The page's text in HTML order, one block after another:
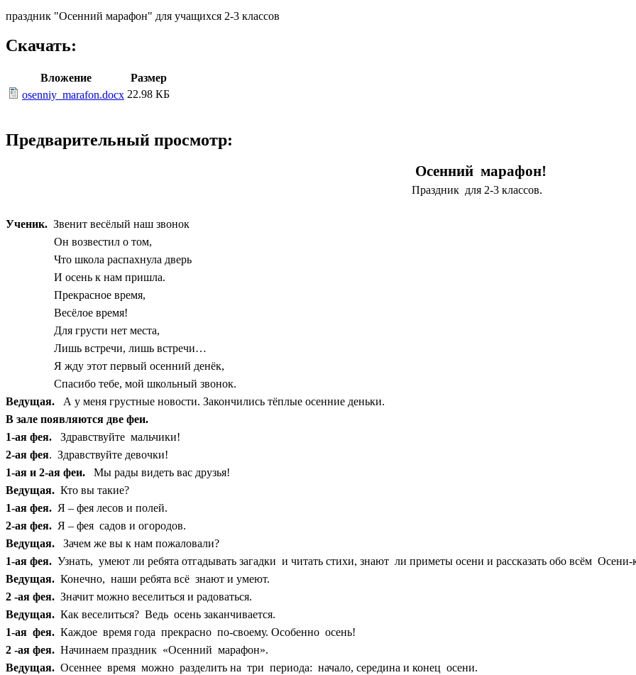
праздник "Осенний марафон" для учащихся 2-3 классов
Скачать:
Вложение
Размер
osenniy_marafon.docx 22.98 КБ
Предварительный просмотр:
Осенний марафон!
Праздник для 2-3 классов.
Ученик. Звенит весёлый наш звонок
Он возвестил о том,
Что школа распахнула дверь
И осень к нам пришла.
Прекрасное время,
Весёлое время!
Для грусти нет места,
Лишь встречи, лишь встречи…
Я жду этот первый осенний денёк,
Спасибо тебе, мой школьный звонок.
Ведущая. А у меня грустные новости. Закончились тёплые осенние деньки.
В зале появляются две феи.
1-ая фея. Здравствуйте мальчики!
2-ая фея. Здравствуйте девочки!
1-ая и 2-ая феи.
Мы рады видеть вас друзья!
Ведущая. Кто вы такие?
1-ая фея. Я – фея лесов и полей.
2-ая фея. Я – фея садов и огородов.
Ведущая. Зачем же вы к нам пожаловали?
1-ая фея. Узнать, умеют ли ребята отгадывать загадки и читать стихи, знают ли приметы осени и рассказать обо всём Осени-
Ведущая. Конечно, наши ребята всё знают и умеют.
2 -ая фея. Значит можно веселиться и радоваться.
Ведущая. Как веселиться? Ведь осень заканчивается.
1-ая фея. Каждое время года прекрасно по-своему. Особенно осень!
2 -ая фея. Начинаем праздник «Осенний марафон».
Ведущая. Осеннее время можно разделить на три периода: начало, середина и конец осени.